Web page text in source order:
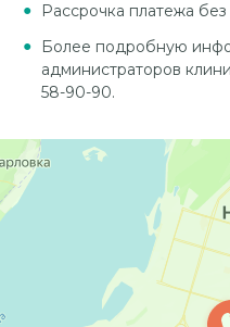
Рассрочка платежа
Более подробную
администраторов
58-90-90.